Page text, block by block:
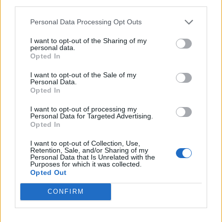
Personal Data Processing Opt Outs
I want to opt-out of the Sharing of my
personal data.
Opted In
I want to opt-out of the Sale of my
Personal Data.
Opted In
I want to opt-out of processing my
Personal Data for Targeted Advertising.
Opted In
I want to opt-out of Collection, Use,
Retention, Sale, and/or Sharing of my
Personal Data that Is Unrelated with the
Purposes for which it was collected.
Opted Out
CONFIRM
СИМБОЛОТ Е ИНКЛУЗИВЕН, НЕ
ЕКСКЛУЗИВЕН: „Ако и
припадниците на грчкиот народ
споменик, не гледаме никаква
пречка во тоа“
КРЕНАЛ ПАНИКА НА АЕРОДРОМ
ДЕКА МУ ИСЧЕЗНАЛО ДЕТЕТО -
сместувањето
НАЈЧИТАНИ ВО ПОСЛЕДНИ 7 ДЕНА
МАКЕДОНЦИТЕ ВО СРБИЈА:
ФОРМИРАН МАКЕДОНСКИОТ
НАЦИОНАЛЕН СОЈУЗ
Ахмети кажа што го мачи: